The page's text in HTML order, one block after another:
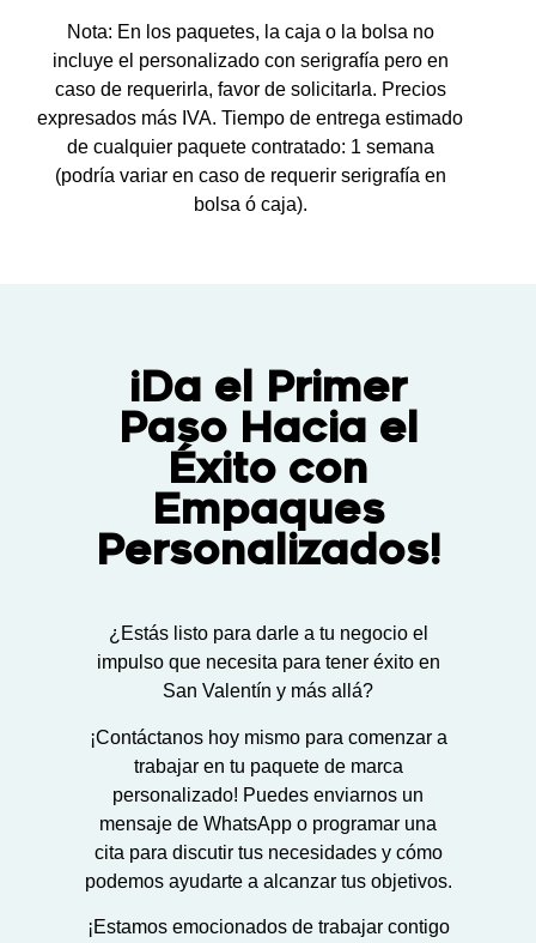
Nota: En los paquetes, la caja o la bolsa no
incluye el personalizado con serigrafía pero en
caso de requerirla, favor de solicitarla. Precios
expresados más IVA. Tiempo de entrega estimado
de cualquier paquete contratado: 1 semana
(podría variar en caso de requerir serigrafía en
bolsa ó caja).
¡Da el Primer
Paso Hacia el
Éxito con
Empaques
Personalizados!
¿Estás listo para darle a tu negocio el
impulso que necesita para tener éxito en
San Valentín y más allá?
¡Contáctanos hoy mismo para comenzar a
trabajar en tu paquete de marca
personalizado! Puedes enviarnos un
mensaje de WhatsApp o programar una
cita para discutir tus necesidades y cómo
podemos ayudarte a alcanzar tus objetivos.
¡Estamos emocionados de trabajar contigo